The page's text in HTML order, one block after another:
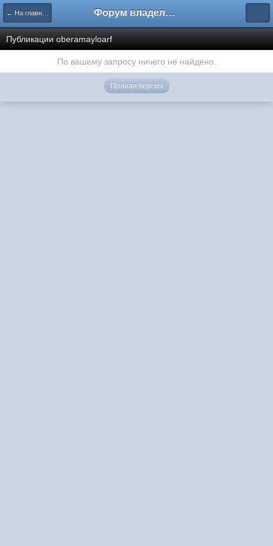
← На главную Форум владельцев интернет-магазинов
Публикации oberamayloarf
По вашему запросу ничего не найдено.
Полная версия